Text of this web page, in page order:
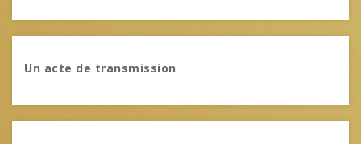
Un acte de transmission